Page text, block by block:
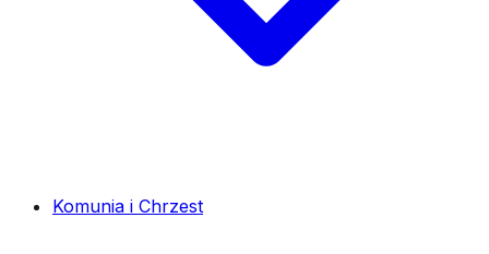
Komunia i Chrzest